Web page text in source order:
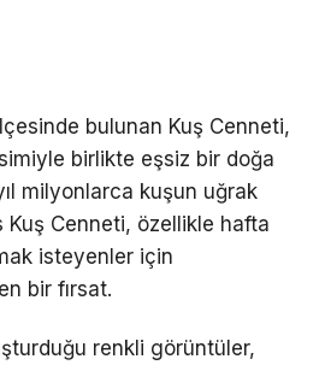
bulunan Kuş Cenneti,
birlikte eşsiz bir doğa
milyonlarca kuşun uğrak
Kuş Cenneti, özellikle hafta
isteyenler için
bir fırsat.
renkli görüntüler,